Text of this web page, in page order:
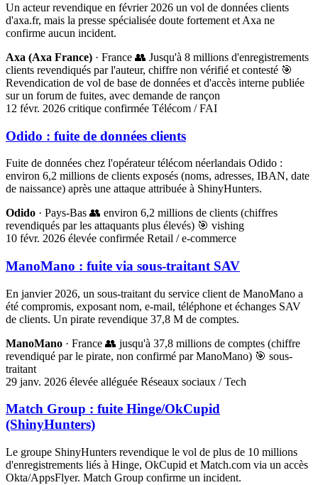
Un acteur revendique en février 2026 un vol de données clients
d'axa.fr, mais la presse spécialisée doute fortement et Axa ne
confirme aucun incident.
Axa (Axa France) · France 👥 Jusqu'à 8 millions d'enregistrements
clients revendiqués par l'auteur, chiffre non vérifié et contesté 🎯
Revendication de vol de base de données et d'accès interne publiée
sur un forum de fuites, avec demande de rançon
12 févr. 2026 critique confirmée Télécom / FAI
Odido : fuite de données clients
Fuite de données chez l'opérateur télécom néerlandais Odido :
environ 6,2 millions de clients exposés (noms, adresses, IBAN, date
de naissance) après une attaque attribuée à ShinyHunters.
Odido · Pays-Bas 👥 environ 6,2 millions de clients (chiffres
revendiqués par les attaquants plus élevés) 🎯 vishing
10 févr. 2026 élevée confirmée Retail / e-commerce
ManoMano : fuite via sous-traitant SAV
En janvier 2026, un sous-traitant du service client de ManoMano a
été compromis, exposant nom, e-mail, téléphone et échanges SAV
de clients. Un pirate revendique 37,8 M de comptes.
ManoMano · France 👥 jusqu'à 37,8 millions de comptes (chiffre
revendiqué par le pirate, non confirmé par ManoMano) 🎯 sous-
traitant
29 janv. 2026 élevée alléguée Réseaux sociaux / Tech
Match Group : fuite Hinge/OkCupid
(ShinyHunters)
Le groupe ShinyHunters revendique le vol de plus de 10 millions
d'enregistrements liés à Hinge, OkCupid et Match.com via un accès
Okta/AppsFlyer. Match Group confirme un incident.